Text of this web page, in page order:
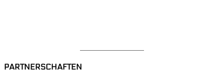
PARTNERSCHAFTEN